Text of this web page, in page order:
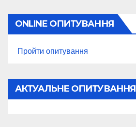
ONLINE ОПИТУВАННЯ
Пройти опитування
АКТУАЛЬНЕ ОПИТУВАННЯ